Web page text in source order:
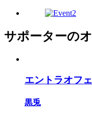
サポーターの
エントラオフ
黒兎